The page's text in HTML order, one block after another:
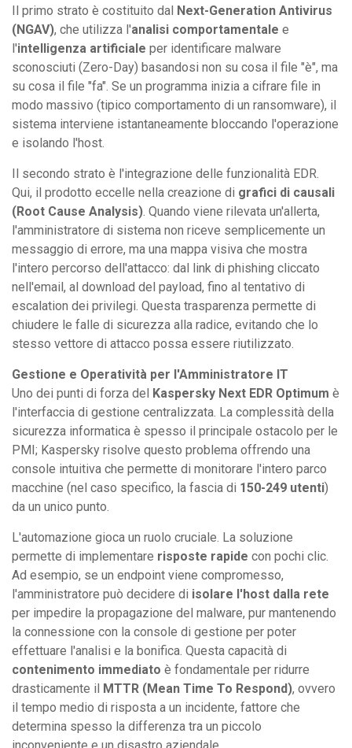
Il primo strato è costituito dal Next-Generation Antivirus
(NGAV), che utilizza l'analisi comportamentale e
l'intelligenza artificiale per identificare malware
sconosciuti (Zero-Day) basandosi non su cosa il file "è", ma
su cosa il file "fa". Se un programma inizia a cifrare file in
modo massivo (tipico comportamento di un ransomware), il
sistema interviene istantaneamente bloccando l'operazione
e isolando l'host.
Il secondo strato è l'integrazione delle funzionalità EDR.
Qui, il prodotto eccelle nella creazione di grafici di causali
(Root Cause Analysis). Quando viene rilevata un'allerta,
l'amministratore di sistema non riceve semplicemente un
messaggio di errore, ma una mappa visiva che mostra
l'intero percorso dell'attacco: dal link di phishing cliccato
nell'email, al download del payload, fino al tentativo di
escalation dei privilegi. Questa trasparenza permette di
chiudere le falle di sicurezza alla radice, evitando che lo
stesso vettore di attacco possa essere riutilizzato.
Gestione e Operatività per l'Amministratore IT
Uno dei punti di forza del Kaspersky Next EDR Optimum è
l'interfaccia di gestione centralizzata. La complessità della
sicurezza informatica è spesso il principale ostacolo per le
PMI; Kaspersky risolve questo problema offrendo una
console intuitiva che permette di monitorare l'intero parco
macchine (nel caso specifico, la fascia di 150-249 utenti)
da un unico punto.
L'automazione gioca un ruolo cruciale. La soluzione
permette di implementare risposte rapide con pochi clic.
Ad esempio, se un endpoint viene compromesso,
l'amministratore può decidere di isolare l'host dalla rete
per impedire la propagazione del malware, pur mantenendo
la connessione con la console di gestione per poter
effettuare l'analisi e la bonifica. Questa capacità di
contenimento immediato è fondamentale per ridurre
drasticamente il MTTR (Mean Time To Respond), ovvero
il tempo medio di risposta a un incidente, fattore che
determina spesso la differenza tra un piccolo